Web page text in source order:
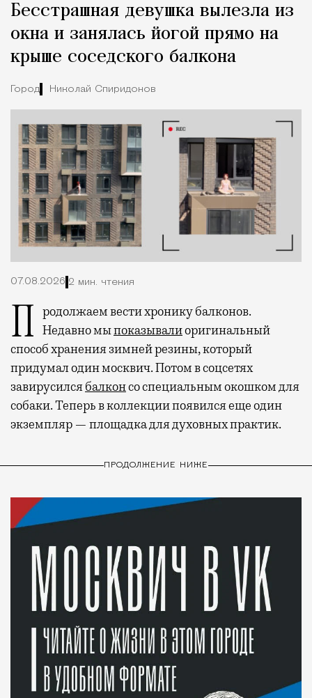
Город
Бесстрашная девушка вылезла из
окна и занялась йогой прямо на
крыше соседского балкона
Город Николай Спиридонов
07.08.2026 2 мин. чтения
Продолжаем вести хронику балконов. Недавно мыпоказывалиоригинальный
способ хранения зимней резины, который
придумал один москвич. Потом в соцсетях
завирусилсябалконсо специальным окошком для
собаки. Теперь в коллекции появился еще один
экземпляр — площадка для духовных практик.
ПРОДОЛЖЕНИЕ НИЖЕ